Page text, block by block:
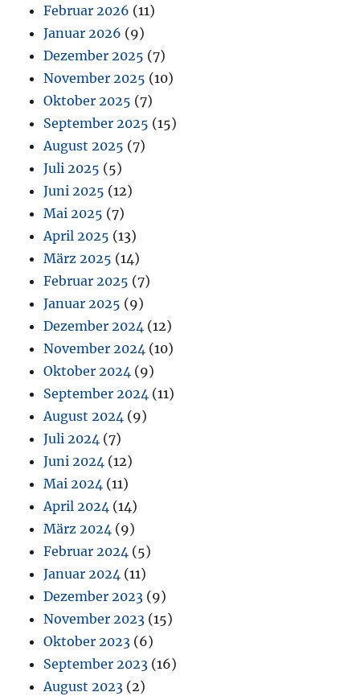
Februar 2026 (11)
Januar 2026 (9)
Dezember 2025 (7)
November 2025 (10)
Oktober 2025 (7)
September 2025 (15)
August 2025 (7)
Juli 2025 (5)
Juni 2025 (12)
Mai 2025 (7)
April 2025 (13)
März 2025 (14)
Februar 2025 (7)
Januar 2025 (9)
Dezember 2024 (12)
November 2024 (10)
Oktober 2024 (9)
September 2024 (11)
August 2024 (9)
Juli 2024 (7)
Juni 2024 (12)
Mai 2024 (11)
April 2024 (14)
März 2024 (9)
Februar 2024 (5)
Januar 2024 (11)
Dezember 2023 (9)
November 2023 (15)
Oktober 2023 (6)
September 2023 (16)
August 2023 (2)